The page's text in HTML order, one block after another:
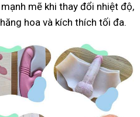
mẽ khi thay đổi nhiệt độ,
hoa và kích thích tối đa.